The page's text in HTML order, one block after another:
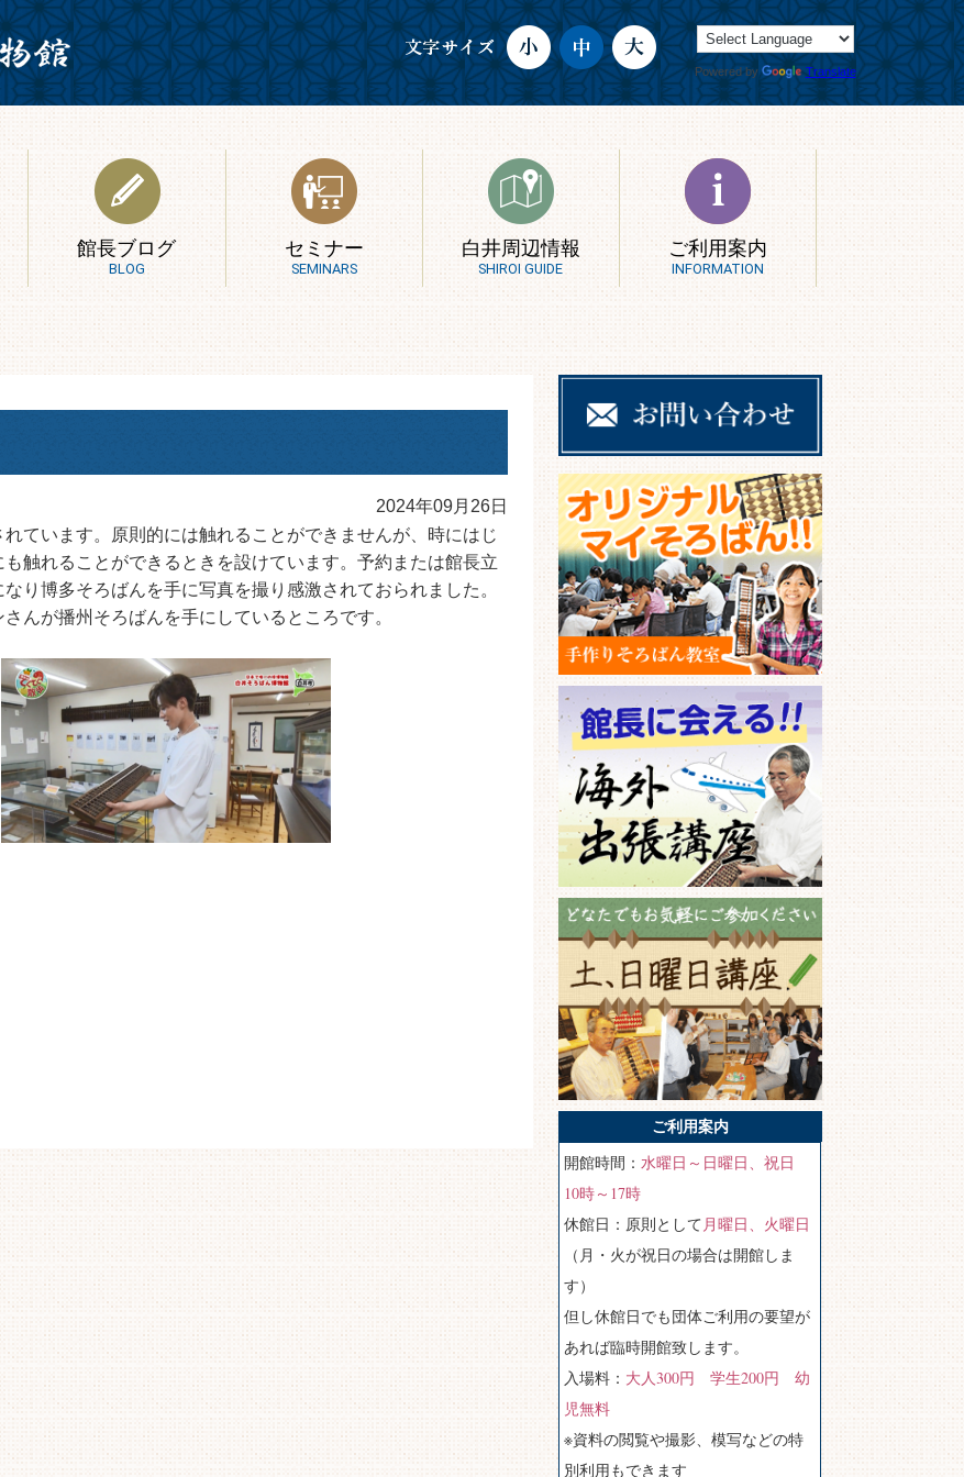
Powered by Translate
館長ブログ
BLOG
セミナー
SEMINARS
白井周辺情報
SHIROI GUIDE
ご利用案内
INFORMATION
2024年09月26日
ています。原則的には触れることができませんが、時にはじ
触れることができるときを設けています。予約または館長立
り博多そろばんを手に写真を撮り感激されておられました。
んが播州そろばんを手にしているところです。
ご利用案内
開館時間：水曜日～日曜日、祝日
10時～17時
休館日：原則として月曜日、火曜日
（月・火が祝日の場合は開館しま
す）
但し休館日でも団体ご利用の要望が
あれば臨時開館致します。
入場料： 大人300円 学生200円 幼
児無料
※資料の閲覧や撮影、模写などの特
別利用もできます